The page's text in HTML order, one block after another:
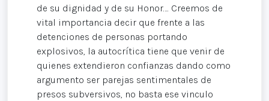
de su dignidad y de su Honor…. Creemos de
vital importancia decir que frente a las
detenciones de personas portando
explosivos, la autocrítica tiene que venir de
quienes extendieron confianzas dando como
argumento ser parejas sentimentales de
presos subversivos, no basta ese vinculo